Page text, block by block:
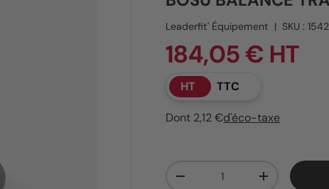
Leaderfit' Équipement |SKU : 1542
184,05 € HT
HT TTC
Dont 2,12 €d'éco-taxe
Diminuer la quantitéAugmenter